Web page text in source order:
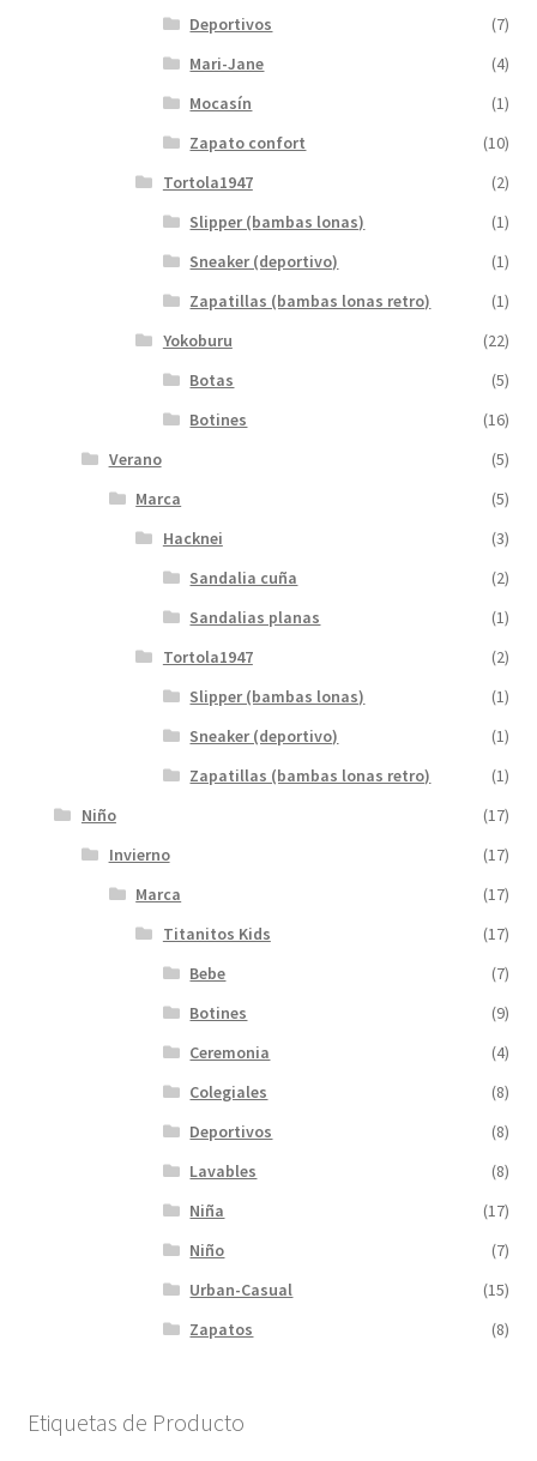
Deportivos
(7)
Mari-Jane
(4)
Mocasín
(1)
Zapato confort
(10)
Tortola1947
(2)
Slipper (bambas lonas)
(1)
Sneaker (deportivo)
(1)
Zapatillas (bambas lonas retro)
(1)
Yokoburu
(22)
Botas
(5)
Botines
(16)
Verano
(5)
Marca
(5)
Hacknei
(3)
Sandalia cuña
(2)
Sandalias planas
(1)
Tortola1947
(2)
Slipper (bambas lonas)
(1)
Sneaker (deportivo)
(1)
Zapatillas (bambas lonas retro)
(1)
Niño
(17)
Invierno
(17)
Marca
(17)
Titanitos Kids
(17)
Bebe
(7)
Botines
(9)
Ceremonia
(4)
Colegiales
(8)
Deportivos
(8)
Lavables
(8)
Niña
(17)
Niño
(7)
Urban-Casual
(15)
Zapatos
(8)
Etiquetas de Producto